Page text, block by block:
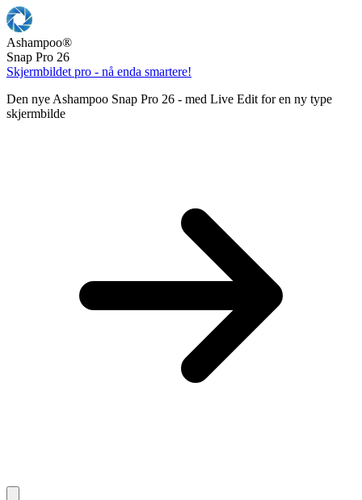
Ashampoo®
Snap Pro 26
Skjermbildet pro - nå enda smartere!
Den nye Ashampoo Snap Pro 26 - med Live Edit for en ny type
skjermbilde